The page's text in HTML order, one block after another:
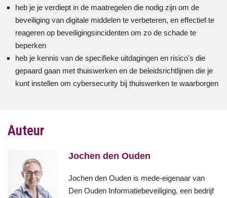
heb je je verdiept in de maatregelen die nodig zijn om de
beveiliging van digitale middelen te verbeteren, en effectief te
reageren op beveiligingsincidenten om zo de schade te
beperken
heb je kennis van de specifieke uitdagingen en risico's die
gepaard gaan met thuiswerken en de beleidsrichtlijnen die je
kunt instellen om cybersecurity bij thuiswerken te waarborgen
Auteur
Jochen den Ouden
Jochen den Ouden is mede-eigenaar van
Den Ouden Informatiebeveiliging, een bedrijf